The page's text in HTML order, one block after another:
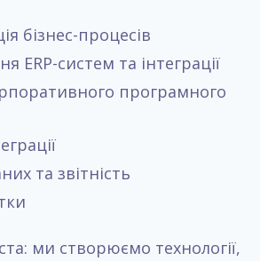
бізнес-процесів
ERP-систем та інтеграції
програмного
та звітність
ми створюємо технології,